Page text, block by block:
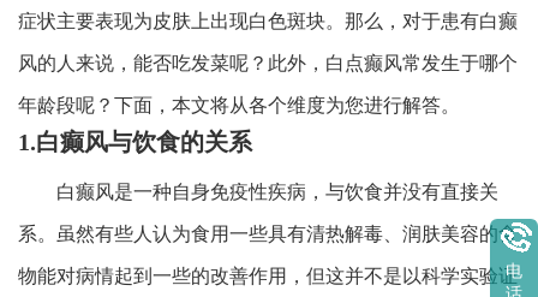
症状主要表现为皮肤上出现白色斑块。那么，对于患有白癫
风的人来说，能否吃发菜呢？此外，白点癫风常发生于哪个
年龄段呢？下面，本文将从各个维度为您进行解答。
1.白癫风与饮食的关系
白癫风是一种自身免疫性疾病，与饮食并没有直接关
系。虽然有些人认为食用一些具有清热解毒、润肤美容的食
物能对病情起到一些的改善作用，但这并不是以科学实验证
电